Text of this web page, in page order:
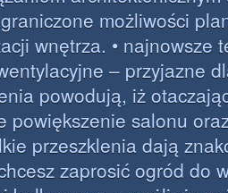
możliwości
wnętrza. • najnowsze
– przyjazne
powodują, iż
powiększenie salonu
przeszklenia dają
zaprosić ogród do